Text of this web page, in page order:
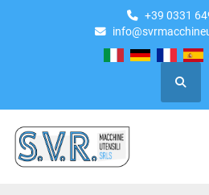
+39 0331
Cerca